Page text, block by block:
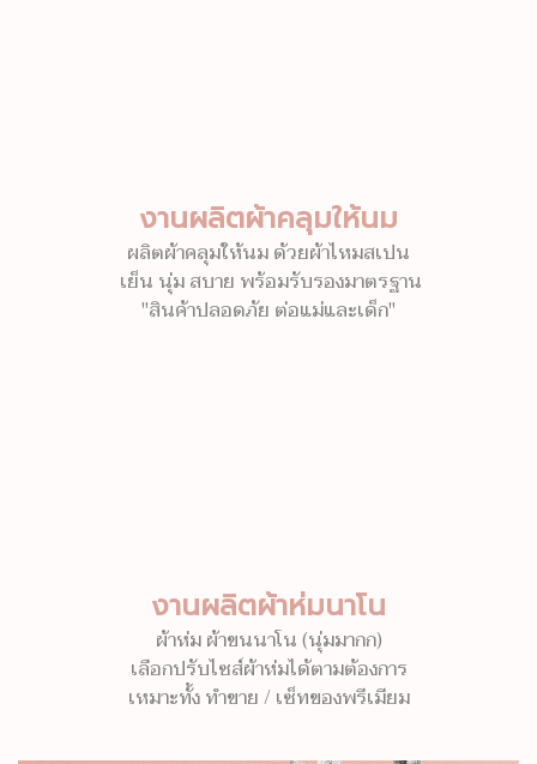
งานผลิตผ้าคลุมให้นม
ผลิตผ้าคลุมให้นม ด้วยผ้าไหมสเปน
เย็น นุ่ม สบาย พร้อมรับรองมาตรฐาน
"สินค้าปลอดภัย ต่อแม่และเด็ก"
งานผลิตผ้าห่มนาโน
ผ้าห่ม ผ้าขนนาโน (นุ่มมากก)
เลือกปรับไซส์ผ้าห่มได้ตามต้องการ
เหมาะทั้ง ทำขาย / เซ็ทของพรีเมียม